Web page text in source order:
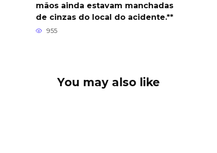
mãos ainda estavam manchadas
de cinzas do local do acidente.**
955
You may also like